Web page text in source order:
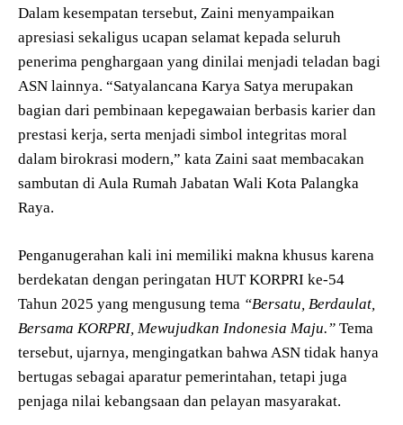
Dalam kesempatan tersebut, Zaini menyampaikan
apresiasi sekaligus ucapan selamat kepada seluruh
penerima penghargaan yang dinilai menjadi teladan bagi
ASN lainnya. “Satyalancana Karya Satya merupakan
bagian dari pembinaan kepegawaian berbasis karier dan
prestasi kerja, serta menjadi simbol integritas moral
dalam birokrasi modern,” kata Zaini saat membacakan
sambutan di Aula Rumah Jabatan Wali Kota Palangka
Raya.
Penganugerahan kali ini memiliki makna khusus karena
berdekatan dengan peringatan HUT KORPRI ke-54
Tahun 2025 yang mengusung tema “Bersatu, Berdaulat,
Bersama KORPRI, Mewujudkan Indonesia Maju.” Tema
tersebut, ujarnya, mengingatkan bahwa ASN tidak hanya
bertugas sebagai aparatur pemerintahan, tetapi juga
penjaga nilai kebangsaan dan pelayan masyarakat.